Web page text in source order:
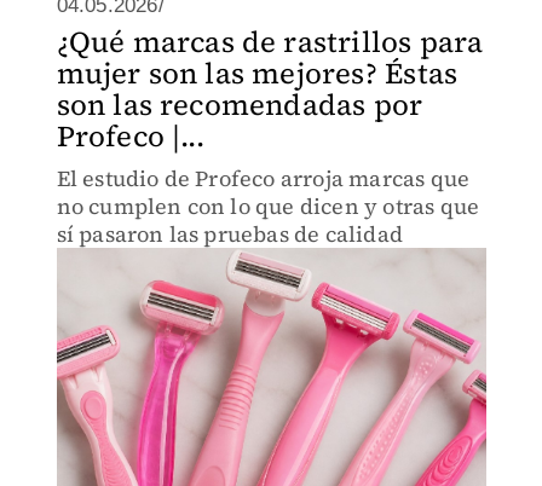
04.05.2026/
¿Qué marcas de rastrillos para
mujer son las mejores? Éstas
son las recomendadas por
Profeco |...
El estudio de Profeco arroja marcas que
no cumplen con lo que dicen y otras que
sí pasaron las pruebas de calidad